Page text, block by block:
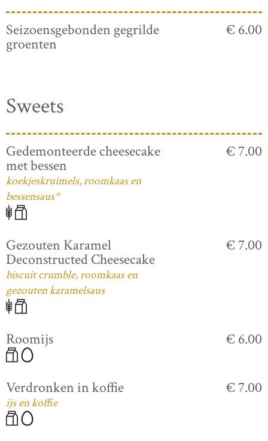
Seizoensgebonden gegrilde
groenten
€ 6.00
Sweets
Gedemonteerde cheesecake
met bessen
koekjeskruimels, roomkaas en
bessensaus*
€ 7.00
Gezouten Karamel
Deconstructed Cheesecake
biscuit crumble, roomkaas en
gezouten karamelsaus
€ 7.00
Roomijs € 6.00
Verdronken in koffie
ijs en koffie
€ 7.00